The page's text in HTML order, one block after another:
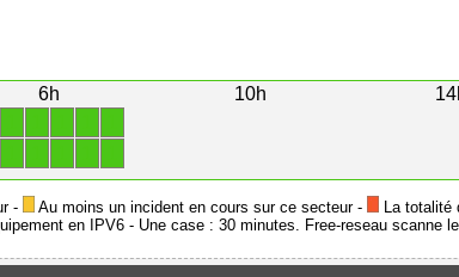
6h 10h
- Au moins un incident en cours sur ce secteur -
La totalité
en IPV6 - Une case : 30 minutes. Free-reseau scanne